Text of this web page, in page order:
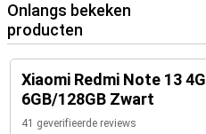
Onlangs bekeken
producten
Xiaomi Redmi Note 13 4G
6GB/128GB Zwart
41 geverifieerde reviews